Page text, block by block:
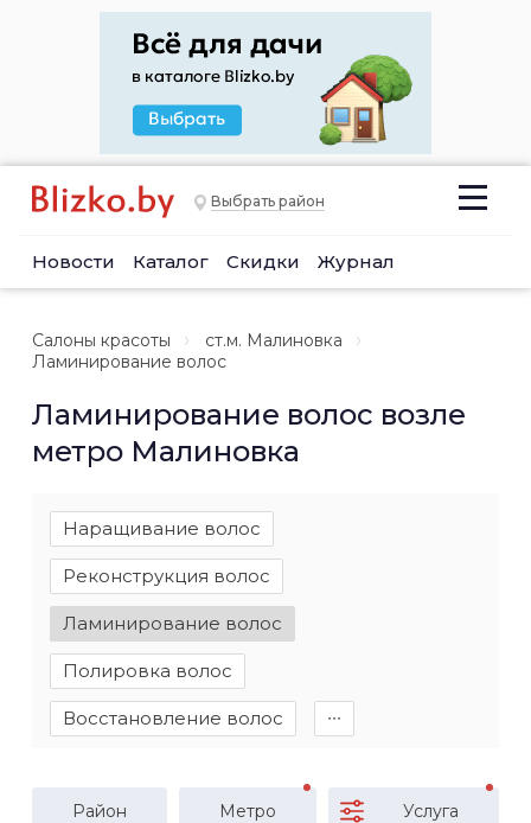
Выбрать район
Новости Каталог Скидки Журнал
Салоны красоты
ст.м. Малиновка
Ламинирование волос
Ламинирование волос возле
метро Малиновка
Наращивание волос
Реконструкция волос
Ламинирование волос
Полировка волос
Восстановление волос ∙∙∙
Район Метро Услуга